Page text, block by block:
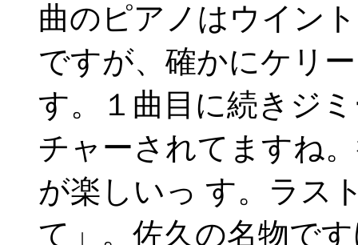
曲のピアノはウイン
ですが、確かにケリ
す。１曲目に続きジ
チャーされてますね
が楽しいっ す。ラス
て」。佐久の名物で